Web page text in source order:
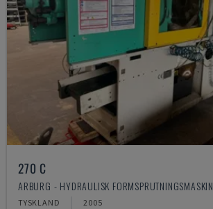
270 C
ARBURG - HYDRAULISK FORMSPRUTNINGSMASKIN
TYSKLAND 2005